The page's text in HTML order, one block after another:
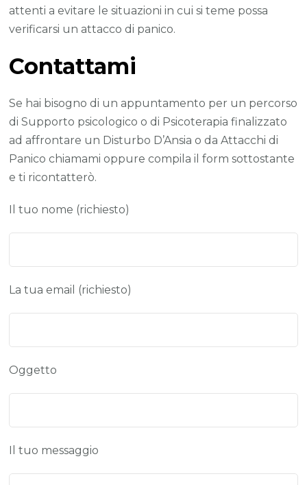
attenti a evitare le situazioni in cui si teme possa
verificarsi un attacco di panico.
Contattami
Se hai bisogno di un appuntamento per un percorso
di Supporto psicologico o di Psicoterapia finalizzato
ad affrontare un Disturbo D’Ansia o da Attacchi di
Panico chiamami oppure compila il form sottostante
e ti ricontatterò.
Il tuo nome (richiesto)
La tua email (richiesto)
Oggetto
Il tuo messaggio